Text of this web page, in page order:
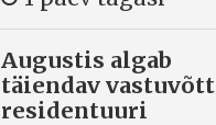
Augustis algab
täiendav vastuvõtt
residentuuri